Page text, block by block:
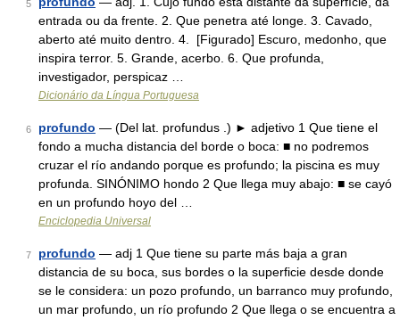
5
entrada ou da frente. 2. Que penetra até longe. 3. Cavado,
aberto até muito dentro. 4. [Figurado] Escuro, medonho, que
inspira terror. 5. Grande, acerbo. 6. Que profunda,
investigador, perspicaz …
Dicionário da Língua Portuguesa
6 profundo — (Del lat. profundus .) ► adjetivo 1 Que tiene el
fondo a mucha distancia del borde o boca: ■ no podremos
cruzar el río andando porque es profundo; la piscina es muy
profunda. SINÓNIMO hondo 2 Que llega muy abajo: ■ se cayó
en un profundo hoyo del …
Enciclopedia Universal
7 profundo — adj 1 Que tiene su parte más baja a gran
distancia de su boca, sus bordes o la superficie desde donde
se le considera: un pozo profundo, un barranco muy profundo,
un mar profundo, un río profundo 2 Que llega o se encuentra a